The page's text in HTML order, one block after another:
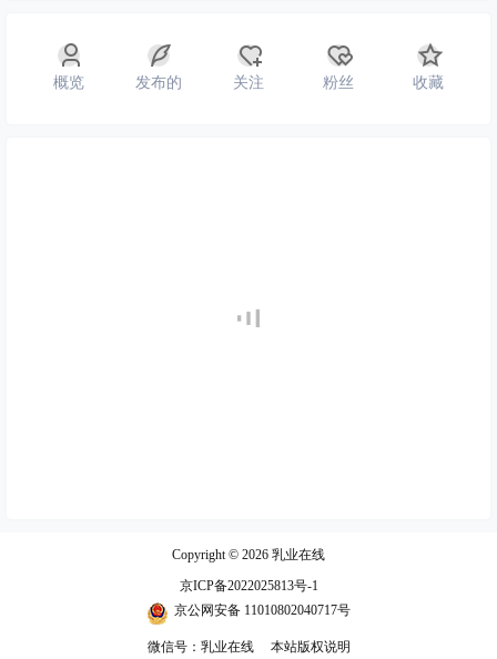
概览 发布的 关注 粉丝 收藏
Copyright © 2026 乳业在线
京ICP备2022025813号-1
京公网安备 11010802040717号
微信号：乳业在线 本站版权说明